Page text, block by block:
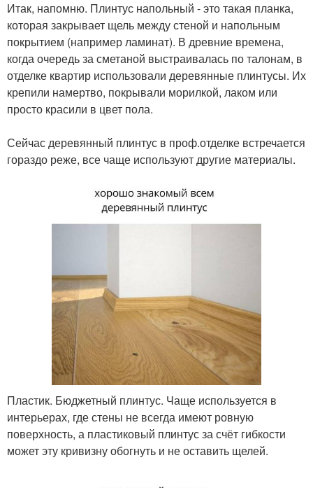
Итак, напомню. Плинтус напольный - это такая планка,
которая закрывает щель между стеной и напольным
покрытием (например ламинат). В древние времена,
когда очередь за сметаной выстраивалась по талонам, в
отделке квартир использовали деревянные плинтусы. Их
крепили намертво, покрывали морилкой, лаком или
просто красили в цвет пола.
Сейчас деревянный плинтус в проф.отделке встречается
гораздо реже, все чаще используют другие материалы.
Пластик. Бюджетный плинтус. Чаще используется в
интерьерах, где стены не всегда имеют ровную
поверхность, а пластиковый плинтус за счёт гибкости
может эту кривизну обогнуть и не оставить щелей.